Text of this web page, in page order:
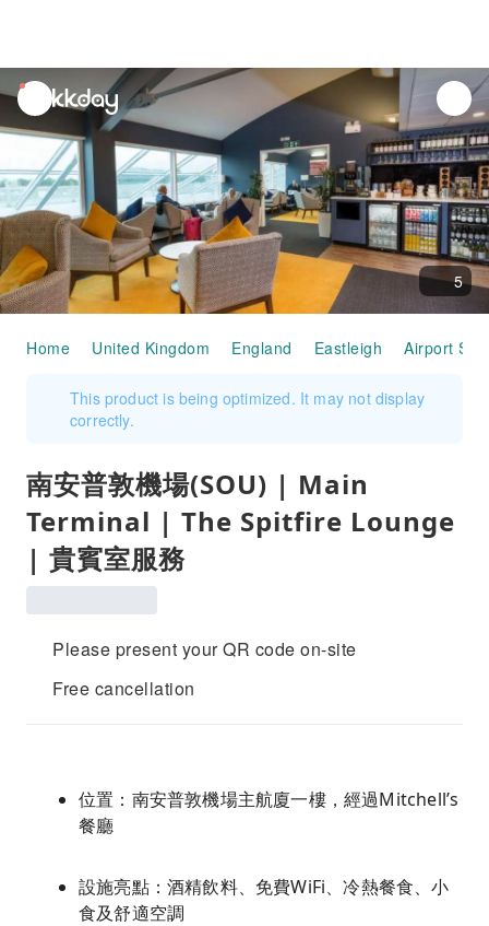
unread
notifications
5
Home United Kingdom England Eastleigh Airport
This product is being optimized. It may not display
correctly.
南安普敦機場(SOU) | Main
Terminal | The Spitfire Lounge
| 貴賓室服務
Please present your QR code on-site
Free cancellation
位置：南安普敦機場主航廈一樓，經過Mitchell’s
餐廳
設施亮點：酒精飲料、免費WiFi、冷熱餐食、小
食及舒適空調